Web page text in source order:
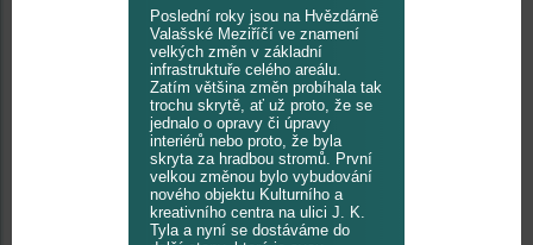
Poslední roky jsou na Hvězdárně
Valašské Meziříčí ve znamení
velkých změn v základní
infrastruktuře celého areálu.
Zatím většina změn probíhala tak
trochu skrytě, ať už proto, že se
jednalo o opravy či úpravy
interiérů nebo proto, že byla
skryta za hradbou stromů. První
velkou změnou bylo vybudování
nového objektu Kulturního a
kreativního centra na ulici J. K.
Tyla a nyní se dostáváme do